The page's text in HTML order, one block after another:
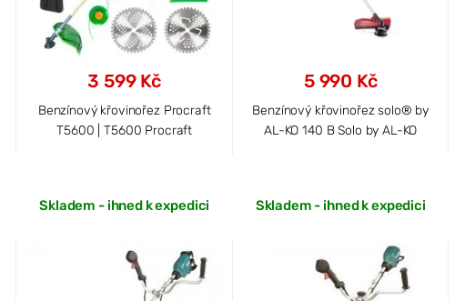
3 599 Kč
Benzínový křovinořez Procraft
T5600 | T5600 Procraft
Skladem - ihned k expedici
5 990 Kč
Benzínový křovinořez solo® by
AL-KO 140 B Solo by AL-KO
Skladem - ihned k expedici